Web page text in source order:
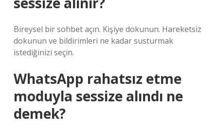
Bireysel bir sohbet açın. Kişiye dokunun. Hareketsiz
dokunun ve bildirimleri ne kadar susturmak
istediğinizi seçin.
WhatsApp rahatsız etme
moduyla sessize alındı ne
demek?